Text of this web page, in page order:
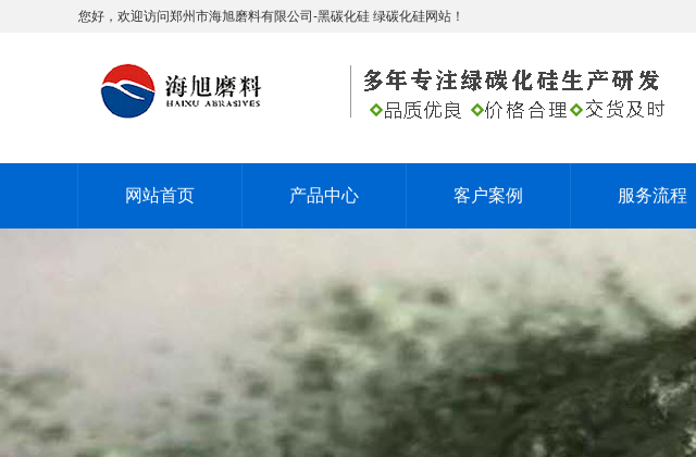
您好，欢迎访问郑州市海旭磨料有限公司-黑碳化硅 绿碳化硅网站！
网站首页 产品中心 客户案例 服务流程